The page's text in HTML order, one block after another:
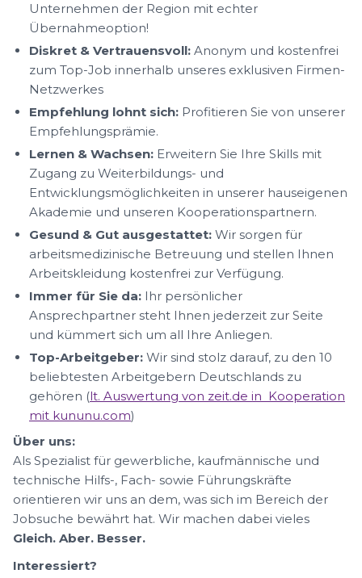
Unternehmen der Region mit echter
Übernahmeoption!
Diskret & Vertrauensvoll: Anonym und kostenfrei
zum Top-Job innerhalb unseres exklusiven Firmen-
Netzwerkes
Empfehlung lohnt sich: Profitieren Sie von unserer
Empfehlungsprämie.
Lernen & Wachsen: Erweitern Sie Ihre Skills mit
Zugang zu Weiterbildungs- und
Entwicklungsmöglichkeiten in unserer hauseigenen
Akademie und unseren Kooperationspartnern.
Gesund & Gut ausgestattet: Wir sorgen für
arbeitsmedizinische Betreuung und stellen Ihnen
Arbeitskleidung kostenfrei zur Verfügung.
Immer für Sie da: Ihr persönlicher
Ansprechpartner steht Ihnen jederzeit zur Seite
und kümmert sich um all Ihre Anliegen.
Top-Arbeitgeber: Wir sind stolz darauf, zu den 10
beliebtesten Arbeitgebern Deutschlands zu
gehören (lt. Auswertung von zeit.de in Kooperation
mit kununu.com)
Über uns:
Als Spezialist für gewerbliche, kaufmännische und
technische Hilfs-, Fach- sowie Führungskräfte
orientieren wir uns an dem, was sich im Bereich der
Jobsuche bewährt hat. Wir machen dabei vieles
Gleich. Aber. Besser.
Interessiert?